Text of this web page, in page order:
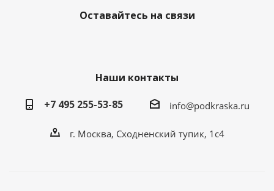
Оставайтесь на связи
Наши контакты
+7 495 255-53-85
info@podkraska.ru
г. Москва, Сходненский тупик, 1с4